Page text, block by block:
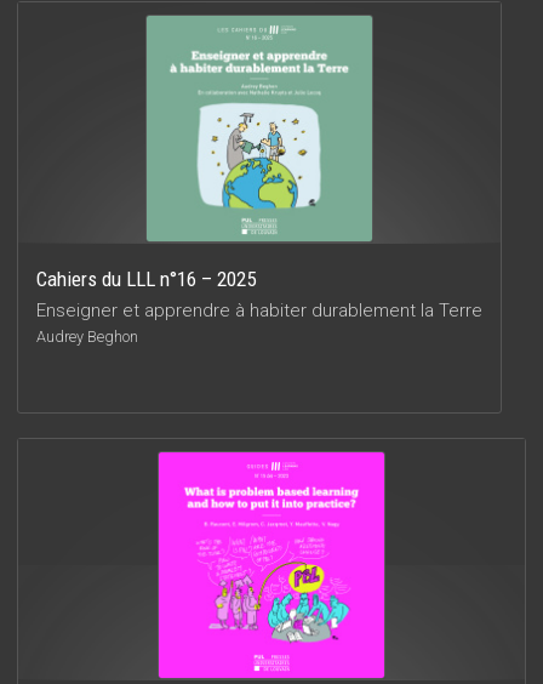
Cahiers du LLL n°16 – 2025
Enseigner et apprendre à habiter durablement la Terre
Audrey Beghon